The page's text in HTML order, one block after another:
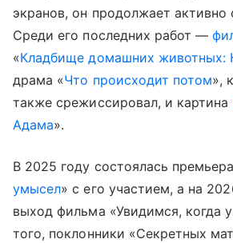
экранов, он продолжает активно
Среди его последних работ —
«Кладбище домашних животных:
драма «Что происходит потом»,
также срежиссировал, и картина
Адама».
В 2025 году состоялась
умысел» с его участием, а на
выход фильма «Увидимся, когда
того, поклонники «Секретных